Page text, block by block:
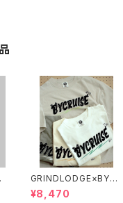
GRINDLODGE×BYC
RUISE T-SHIRT FRO
NT NEW LOGO PRIN
¥8,470